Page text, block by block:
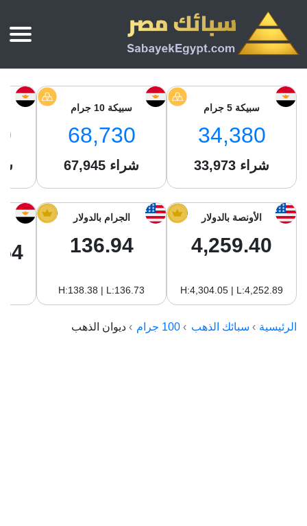
أسعار الذهب
سعر الذهب عيار 24
سعر جنيه الذهب
سبائك الذهب
بي تي سي
سام
سليمة جولد
سويس جولد
أسعار الفضة اليوم
سبائك الفضة
بي تي سي
جونير
نجم الدين
من نحن
سبيكة 5 جرام
34,380
33,973 شراء
سبيكة 10 جرام
68,730
67,945 شراء
الأونصة بالدولار
4,259.40
H:4,304.05 | L:4,252.89
الجرام بالدولار
136.94
H:138.38 | L:136.73
الرئيسية سبائك الذهب 100 جرام ديوان الذهب